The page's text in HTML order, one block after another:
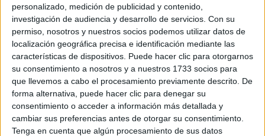
personalizado, medición de publicidad y contenido,
investigación de audiencia y desarrollo de servicios. Con su
permiso, nosotros y nuestros socios podemos utilizar datos de
localización geográfica precisa e identificación mediante las
características de dispositivos. Puede hacer clic para otorgarnos
su consentimiento a nosotros y a nuestros 1733 socios para
que llevemos a cabo el procesamiento previamente descrito. De
forma alternativa, puede hacer clic para denegar su
consentimiento o acceder a información más detallada y
cambiar sus preferencias antes de otorgar su consentimiento.
Tenga en cuenta que algún procesamiento de sus datos
WRC
S-CER
ERC
CERA
CERT
Internacionales
Campeonatos Autonómicos
Históricos
Dakar
RallyCross